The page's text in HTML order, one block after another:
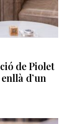
de Piolet
d’un